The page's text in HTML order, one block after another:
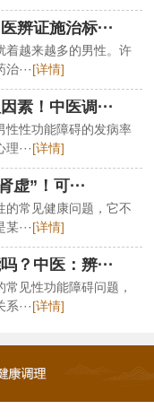
辨证施治标···
着越来越多的男性。许
···[详情]
素！中医调···
性性功能障碍的发病率
···[详情]
虚”！可···
的常见健康问题，它不
···[详情]
？中医：辨···
见性功能障碍问题，
···[详情]